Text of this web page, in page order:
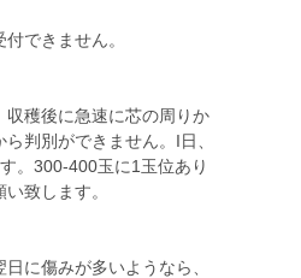
できません。
穫後に急速に芯の周りか
判別ができません。I日、
。300-400玉に1玉位あり
致します。
に傷みが多いようなら、